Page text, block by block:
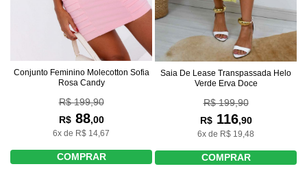
Conjunto Feminino Molecotton Sofia
Rosa Candy
R$ 199,90
R$88,00
6x de R$ 14,67
COMPRAR
Saia De Lease Transpassada Helo
Verde Erva Doce
R$ 199,90
R$116,90
6x de R$ 19,48
COMPRAR